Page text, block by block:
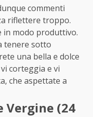
commenti
riflettere troppo.
in modo produttivo.
tenere sotto
una bella e dolce
corteggia e vi
che aspettate a
Vergine (24